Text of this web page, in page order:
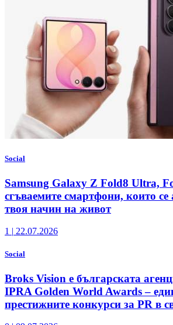
Social
Samsung Galaxy Z Fold8 Ultra,
сгъваемите смартфони, които
твоя начин на живот
1 | 22.07.2026
Social
Broks Vision е българската
IPRA Golden World Awards –
престижните конкурси за PR в